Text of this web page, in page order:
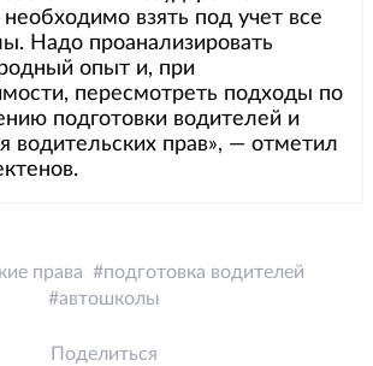
взять под учет все
Надо проанализировать
опыт и, при
пересмотреть подходы по
подготовки водителей и
водительских прав», — отметил
права
подготовка водителей
автошколы
Поделиться